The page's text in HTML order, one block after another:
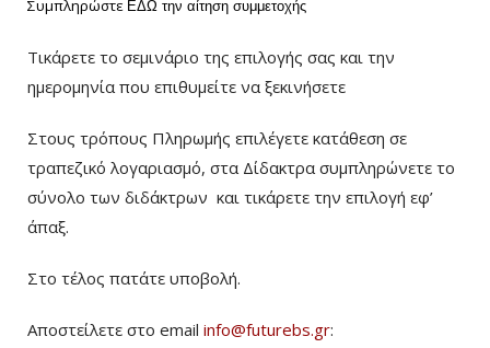
Συμπληρώστε ΕΔΩ την αίτηση συμμετοχής
Τικάρετε το σεμινάριο της επιλογής σας και την
ημερομηνία που επιθυμείτε να ξεκινήσετε
Στους τρόπους Πληρωμής επιλέγετε κατάθεση σε
τραπεζικό λογαριασμό, στα Δίδακτρα συμπληρώνετε το
σύνολο των διδάκτρων και τικάρετε την επιλογή εφ’
άπαξ.
Στο τέλος πατάτε υποβολή.
Αποστείλετε στο email info@futurebs.gr: